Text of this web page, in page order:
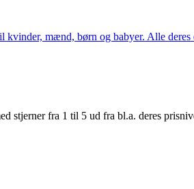
mænd, børn og babyer. Alle
stjerner fra 1 til 5 ud fra bl.a. deres